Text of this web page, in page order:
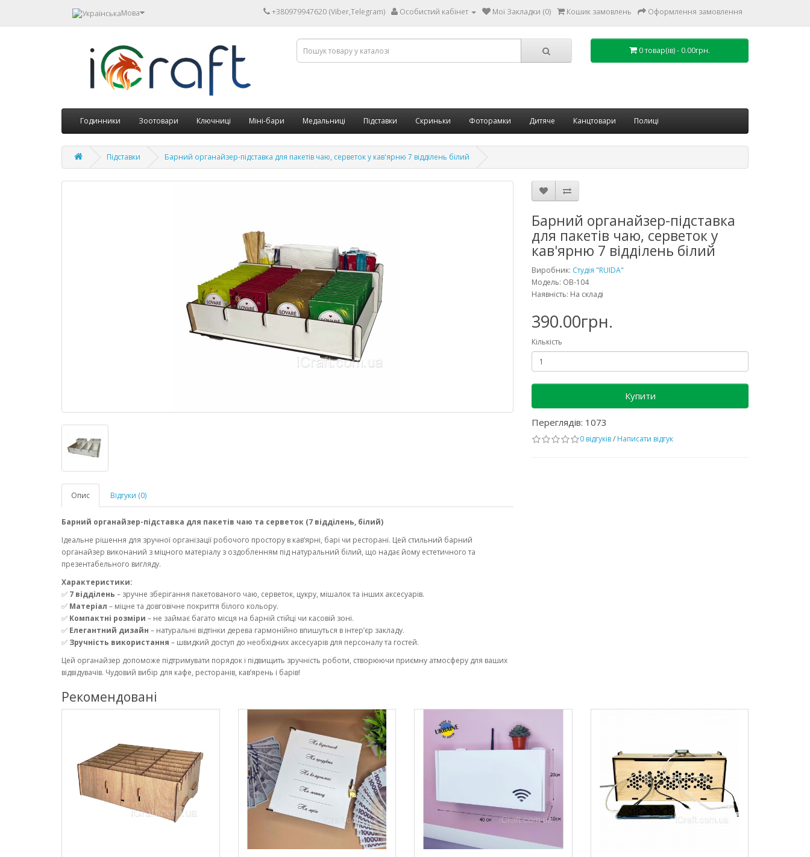
Мова +380979947620 (Viber,Telegram) Особистий кабінет Мої Закладки (0) Кошик замовлень Оформлення замовлення
0 товар(ів) - 0.00грн.
Годинники Зоотовари Ключниці Міні-бари Медальниці Підставки Скриньки Фоторамки Дитяче Канцтовари Полиці
Підставки Барний органайзер-підставка для пакетів чаю, серветок у кав'ярню 7 відділень білий
Опис Відгуки (0)
Барний органайзер-підставка для пакетів чаю та серветок (7 відділень, білий)
Ідеальне рішення для зручної організації робочого простору в кав’ярні, барі чи ресторані. Цей стильний барний
органайзер виконаний з міцного матеріалу з оздобленням під натуральний білий, що надає йому естетичного та
презентабельного вигляду.
Характеристики:
✅ 7 відділень – зручне зберігання пакетованого чаю, серветок, цукру, мішалок та інших аксесуарів.
✅ Матеріал – міцне та довговічне покриття білого кольору.
✅ Компактні розміри – не займає багато місця на барній стійці чи касовій зоні.
✅ Елегантний дизайн – натуральні відтінки дерева гармонійно впишуться в інтер’єр закладу.
✅ Зручність використання – швидкий доступ до необхідних аксесуарів для персоналу та гостей.
Цей органайзер допоможе підтримувати порядок і підвищить зручність роботи, створюючи приємну атмосферу для ваших
відвідувачів. Чудовий вибір для кафе, ресторанів, кав’ярень і барів!
Барний органайзер-підставка
для пакетів чаю, серветок у
кав'ярню 7 відділень білий
Виробник: Студія "RUIDA"
Модель: OB-104
Наявність: На складі
390.00грн.
Кількість
Купити
Переглядів: 1073
0 відгуків/ Написати відгук
Рекомендовані